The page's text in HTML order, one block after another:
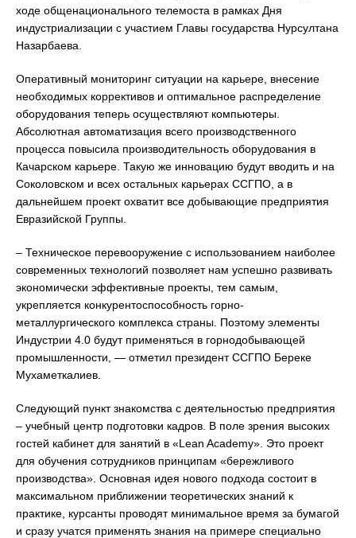
ходе общенационального телемоста в рамках Дня
индустриализации с участием Главы государства Нурсултана
Назарбаева.
Оперативный мониторинг ситуации на карьере, внесение
необходимых коррективов и оптимальное распределение
оборудования теперь осуществляют компьютеры.
Абсолютная автоматизация всего производственного
процесса повысила производительность оборудования в
Качарском карьере. Такую же инновацию будут вводить и на
Соколовском и всех остальных карьерах ССГПО, а в
дальнейшем проект охватит все добывающие предприятия
Евразийской Группы.
– Техническое перевооружение с использованием наиболее
современных технологий позволяет нам успешно развивать
экономически эффективные проекты, тем самым,
укрепляется конкурентоспособность горно-
металлургического комплекса страны. Поэтому элементы
Индустрии 4.0 будут применяться в горнодобывающей
промышленности, — отметил президент ССГПО Береке
Мухаметкалиев.
Следующий пункт знакомства с деятельностью предприятия
– учебный центр подготовки кадров. В поле зрения высоких
гостей кабинет для занятий в «Lean Academy». Это проект
для обучения сотрудников принципам «бережливого
производства». Основная идея нового подхода состоит в
максимальном приближении теоретических знаний к
практике, курсанты проводят минимальное время за бумагой
и сразу учатся применять знания на примере специально